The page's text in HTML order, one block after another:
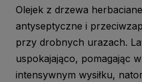
Olejek z drzewa
antyseptyczne i
przy drobnych urazach.
uspokajająco, pomagając
intensywnym wysiłku,